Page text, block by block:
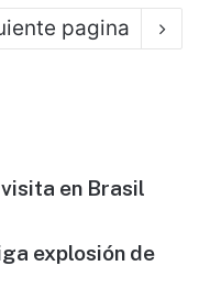
pagina
en Brasil
explosión de